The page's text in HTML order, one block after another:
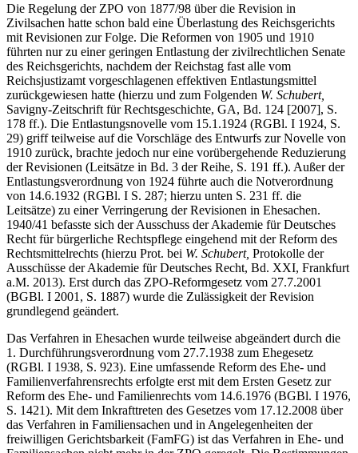
Die Regelung der ZPO von 1877/98 über die Revision in
Zivilsachen hatte schon bald eine Überlastung des Reichsgerichts
mit Revisionen zur Folge. Die Reformen von 1905 und 1910
führten nur zu einer geringen Entlastung der zivilrechtlichen Senate
des Reichsgerichts, nachdem der Reichstag fast alle vom
Reichsjustizamt vorgeschlagenen effektiven Entlastungsmittel
zurückgewiesen hatte (hierzu und zum Folgenden W. Schubert,
Savigny-Zeitschrift für Rechtsgeschichte, GA, Bd. 124 [2007], S.
178 ff.). Die Entlastungsnovelle vom 15.1.1924 (RGBl. I 1924, S.
29) griff teilweise auf die Vorschläge des Entwurfs zur Novelle von
1910 zurück, brachte jedoch nur eine vorübergehende Reduzierung
der Revisionen (Leitsätze in Bd. 3 der Reihe, S. 191 ff.). Außer der
Entlastungsverordnung von 1924 führte auch die Notverordnung
von 14.6.1932 (RGBl. I S. 287; hierzu unten S. 231 ff. die
Leitsätze) zu einer Verringerung der Revisionen in Ehesachen.
1940/41 befasste sich der Ausschuss der Akademie für Deutsches
Recht für bürgerliche Rechtspflege eingehend mit der Reform des
Rechtsmittelrechts (hierzu Prot. bei W. Schubert, Protokolle der
Ausschüsse der Akademie für Deutsches Recht, Bd. XXI, Frankfurt
a.M. 2013). Erst durch das ZPO-Reformgesetz vom 27.7.2001
(BGBl. I 2001, S. 1887) wurde die Zulässigkeit der Revision
grundlegend geändert.
Das Verfahren in Ehesachen wurde teilweise abgeändert durch die
1. Durchführungsverordnung vom 27.7.1938 zum Ehegesetz
(RGBl. I 1938, S. 923). Eine umfassende Reform des Ehe- und
Familienverfahrensrechts erfolgte erst mit dem Ersten Gesetz zur
Reform des Ehe- und Familienrechts vom 14.6.1976 (BGBl. I 1976,
S. 1421). Mit dem Inkrafttreten des Gesetzes vom 17.12.2008 über
das Verfahren in Familiensachen und in Angelegenheiten der
freiwilligen Gerichtsbarkeit (FamFG) ist das Verfahren in Ehe- und